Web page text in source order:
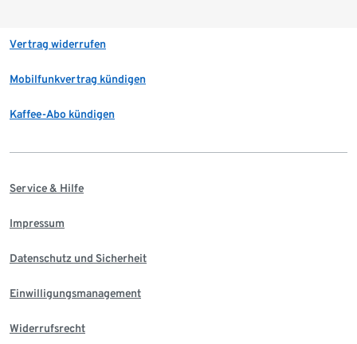
Vertrag widerrufen
Mobilfunkvertrag kündigen
Kaffee-Abo kündigen
Service & Hilfe
Impressum
Datenschutz und Sicherheit
Einwilligungsmanagement
Widerrufsrecht